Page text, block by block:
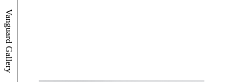
Vanguard Gallery